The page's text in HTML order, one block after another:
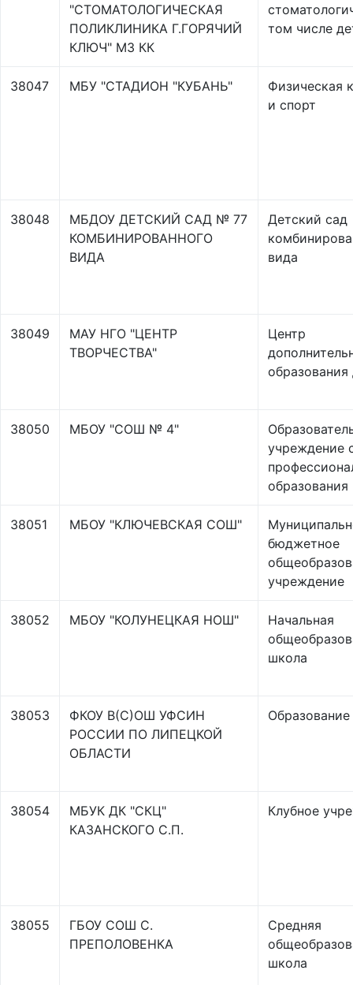
"СТОМАТОЛОГИЧЕСКАЯ
ПОЛИКЛИНИКА Г.ГОРЯЧИЙ
КЛЮЧ" МЗ КК
том числе
38047 МБУ "СТАДИОН "КУБАНЬ"
Физическая
и спорт
38048
МБДОУ ДЕТСКИЙ САД № 77
КОМБИНИРОВАННОГО
ВИДА
Детский сад
вида
38049
МАУ НГО "ЦЕНТР
ТВОРЧЕСТВА"
Центр
образования
38050 МБОУ "СОШ № 4"
учреждение
образования
38051 МБОУ "КЛЮЧЕВСКАЯ СОШ"
бюджетное
учреждение
38052 МБОУ "КОЛУНЕЦКАЯ НОШ"
Начальная
школа
38053
ФКОУ В(С)ОШ УФСИН
РОССИИ ПО ЛИПЕЦКОЙ
ОБЛАСТИ
Образование
38054
МБУК ДК "СКЦ"
КАЗАНСКОГО С.П.
Клубное
38055
ГБОУ СОШ С.
ПРЕПОЛОВЕНКА
Средняя
школа